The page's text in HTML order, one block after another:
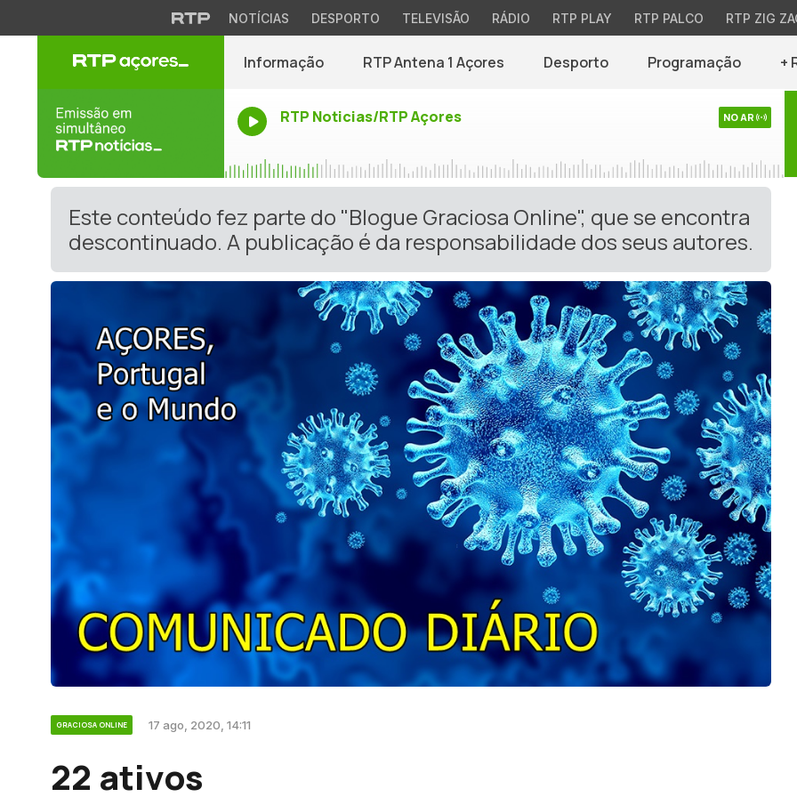
NOTÍCIAS DESPORTO TELEVISÃO RÁDIO RTP PLAY RTP PALCO RTP ZIG
Informação RTP Antena 1 Açores Desporto Programação +
RTP Noticias/RTP Açores NO AR
Este conteúdo fez parte do "Blogue Graciosa Online", que se encontra
descontinuado. A publicação é da responsabilidade dos seus autores.
GRACIOSA ONLINE 17 ago, 2020, 14:11
22 ativos